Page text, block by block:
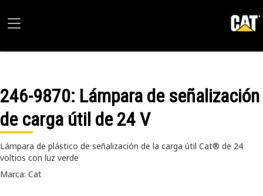
246-9870: Lámpara de señalización
de carga útil de 24 V
Lámpara de plástico de señalización de la carga útil Cat® de 24
voltios con luz verde
Marca: Cat